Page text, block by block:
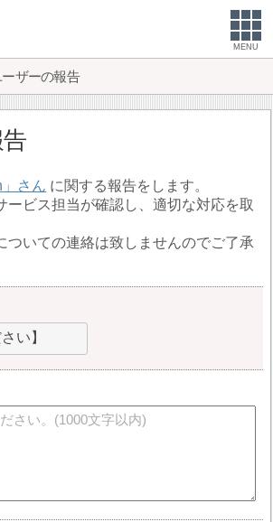
MENU
ーザーの報告
に関する報告をします。
ービス担当が確認し、適切な対応を取
ついての連絡は致しませんのでご了承
い】